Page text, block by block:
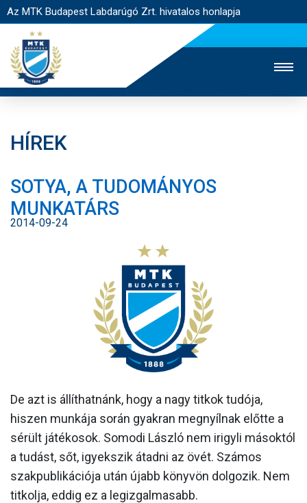
Az MTK Budapest Labdarúgó Zrt. hivatalos honlapja
JEGYÉRTÉKESÍTÉS
WEBSHOP
EGYESÜLET
NYITÓLAP
HÍREK
CSAPATOK
MÉRKŐZÉSEK
KLUB
SZURKOLÓI ÉLMÉNYEK
AKKREDITÁCIÓ
HÍREK
SOTYA, A TUDOMÁNYOS
MUNKATÁRS
2014-09-24
De azt is állíthatnánk, hogy a nagy titkok tudója,
hiszen munkája során gyakran megnyílnak előtte a
sérült játékosok. Somodi László nem irigyli másoktól
a tudást, sőt, igyekszik átadni az övét. Számos
szakpublikációja után újabb könyvön dolgozik. Nem
titkolja, eddig ez a legizgalmasabb.